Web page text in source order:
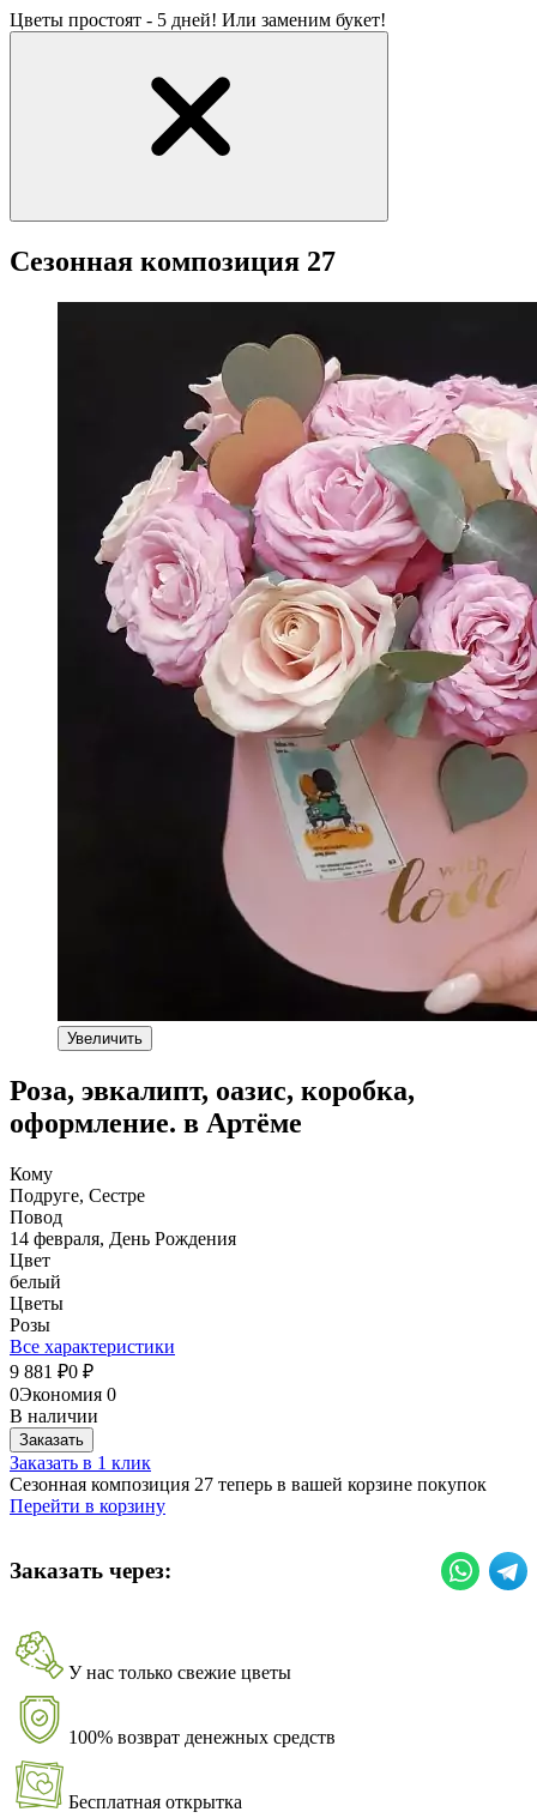
Цветы простоят - 5 дней! Или заменим букет!
Сезонная композиция 27
Увеличить
Роза, эвкалипт, оазис, коробка,
оформление. в Артёме
Кому
Подруге, Сестре
Повод
14 февраля, День Рождения
Цвет
белый
Цветы
Розы
Все характеристики
9 881
₽0 ₽
0Экономия 0
В наличии
Заказать
Заказать в 1 клик
Сезонная композиция 27 теперь в вашей корзине покупок
Перейти в корзину
Заказать через:
У нас только свежие цветы
100% возврат денежных средств
Бесплатная открытка